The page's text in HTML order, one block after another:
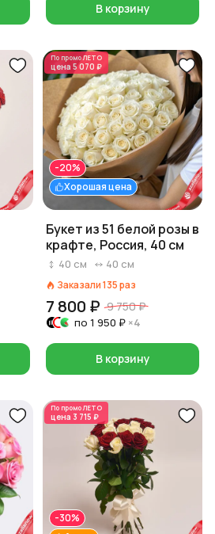
В корзину
По промоЛЕТО
цена 5 070 ₽
Хорошая цена
-20%
Букет из 51 белой розы в
крафте, Россия, 40 см
40 см 40 см
Заказали135раз
7 800 ₽ 9 750 ₽
по 1 950 ₽ ×4
В корзину
По промоЛЕТО
цена 3 715 ₽
-30%